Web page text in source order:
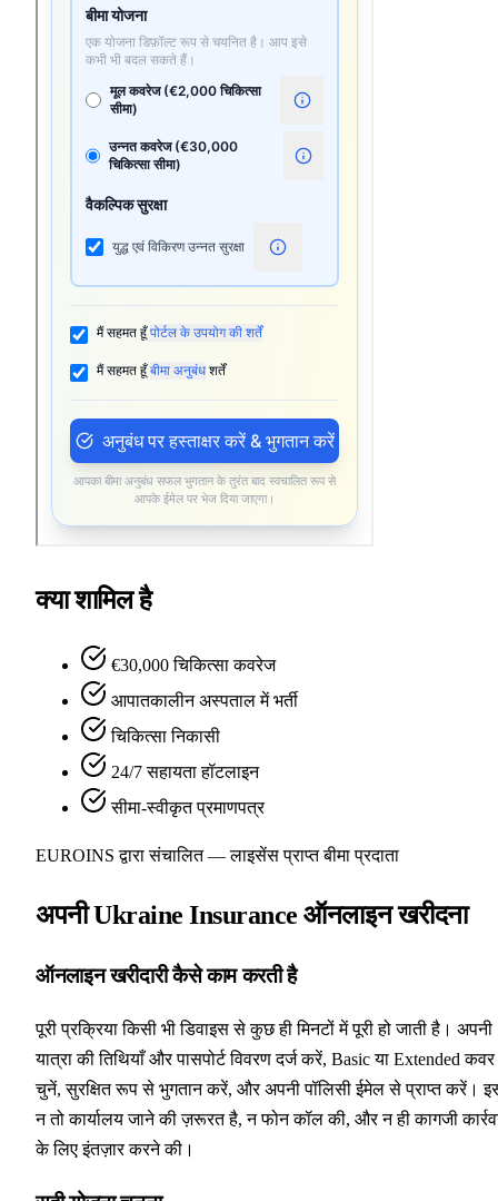
क्या शामिल है
€30,000 चिकित्सा कवरेज
आपातकालीन अस्पताल में भर्ती
चिकित्सा निकासी
24/7 सहायता हॉटलाइन
सीमा-स्वीकृत प्रमाणपत्र
EUROINS द्वारा संचालित — लाइसेंस प्राप्त बीमा प्रदाता
अपनी Ukraine Insurance ऑनलाइन खरीदना
ऑनलाइन खरीदारी कैसे काम करती है
पूरी प्रक्रिया किसी भी डिवाइस से कुछ ही मिनटों में पूरी हो जाती है। अपनी
यात्रा की तिथियाँ और पासपोर्ट विवरण दर्ज करें, Basic या Extended कवर
चुनें, सुरक्षित रूप से भुगतान करें, और अपनी पॉलिसी ईमेल से प्राप्त करें।
न तो कार्यालय जाने की ज़रूरत है, न फोन कॉल की, और न ही कागजी
के लिए इंतज़ार करने की।